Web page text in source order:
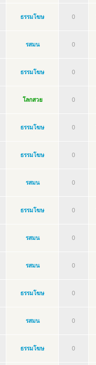
ธรรมโฆษ 0
รสมน 0
ธรรมโฆษ 0
โลกสวย 0
ธรรมโฆษ 0
ธรรมโฆษ 0
รสมน 0
ธรรมโฆษ 0
รสมน 0
รสมน 0
ธรรมโฆษ 0
รสมน 0
ธรรมโฆษ 0